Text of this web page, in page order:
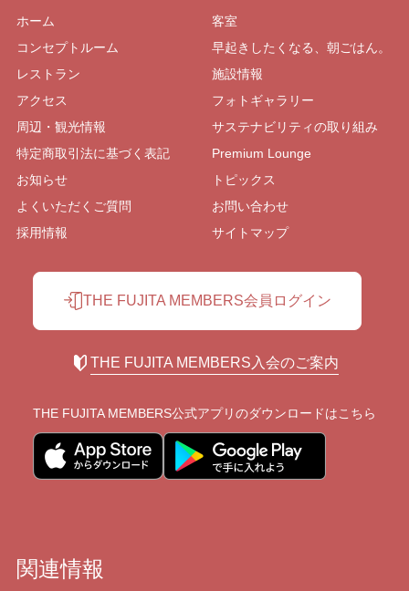
ホーム
客室
コンセプトルーム
早起きしたくなる、朝ごはん。
レストラン
施設情報
アクセス
フォトギャラリー
周辺・観光情報
サステナビリティの取り組み
特定商取引法に基づく表記
Premium Lounge
お知らせ
トピックス
よくいただくご質問
お問い合わせ
採用情報
サイトマップ
THE FUJITA MEMBERS会員ログイン
THE FUJITA MEMBERS入会のご案内
THE FUJITA MEMBERS公式アプリのダウンロードはこちら
関連情報